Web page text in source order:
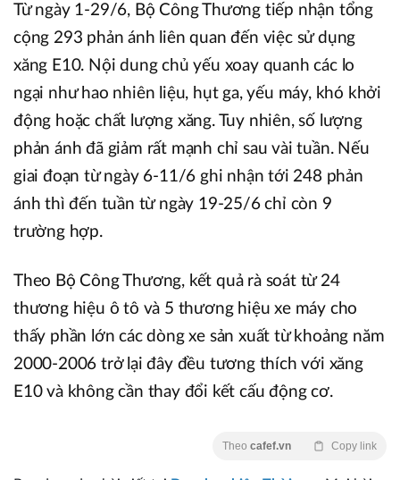
Từ ngày 1-29/6, Bộ Công Thương tiếp nhận tổng
cộng 293 phản ánh liên quan đến việc sử dụng
xăng E10. Nội dung chủ yếu xoay quanh các lo
ngại như hao nhiên liệu, hụt ga, yếu máy, khó khởi
động hoặc chất lượng xăng. Tuy nhiên, số lượng
phản ánh đã giảm rất mạnh chỉ sau vài tuần. Nếu
giai đoạn từ ngày 6-11/6 ghi nhận tới 248 phản
ánh thì đến tuần từ ngày 19-25/6 chỉ còn 9
trường hợp.
Theo Bộ Công Thương, kết quả rà soát từ 24
thương hiệu ô tô và 5 thương hiệu xe máy cho
thấy phần lớn các dòng xe sản xuất từ khoảng năm
2000-2006 trở lại đây đều tương thích với xăng
E10 và không cần thay đổi kết cấu động cơ.
Theo cafef.vn Copy link